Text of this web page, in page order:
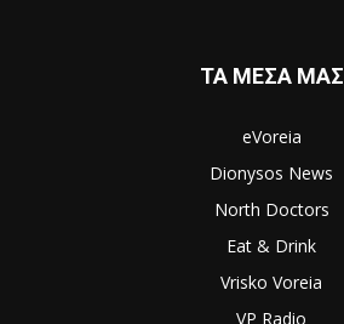
ΤΑ ΜΕΣΑ ΜΑΣ
eVoreia
Dionysos News
North Doctors
Eat & Drink
Vrisko Voreia
VP Radio